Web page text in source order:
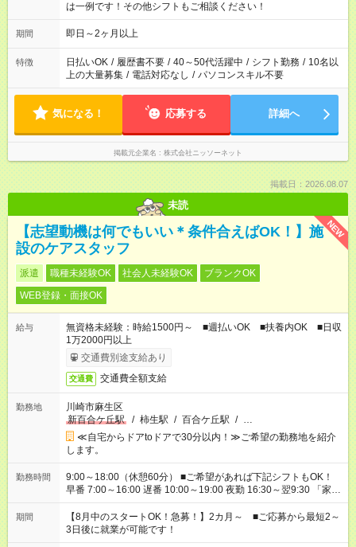
は一例です！その他シフトもご相談ください！
期間 即日～2ヶ月以上
特徴 日払いOK / 履歴書不要 / 40～50代活躍中 / シフト勤務 / 10名以
上の大量募集 / 電話対応なし / パソコンスキル不要
気になる！ 応募する 詳細へ
掲載元企業名 株式会社ニッソーネット
掲載日：2026.08.07
未読
NEW
【志望動機は何でもいい＊条件合えばOK！】施
設のケアスタッフ
派遣 職種未経験OK 社会人未経験OK
ブランクOK
WEB登録・面接OK
給与
無資格未経験：時給1500円～ ■週払いOK ■扶養内OK ■日収
1万2000円以上
交通費別途支給あり
交通費 交通費全額支給
勤務地
川崎市麻生区
新百合ケ丘駅
/ 柿生駅 / 百合ケ丘駅 / …
≪自宅からドアtoドアで30分以内！≫ご希望の勤務地を紹介
します。
勤務時間
9:00～18:00（休憩60分） ■ご希望があれば下記シフトもOK！
早番 7:00～16:00 遅番 10:00～19:00 夜勤 16:30～翌9:30 「家族
と休みを合わせたい」 「余裕を持って夕飯の準備がしたい」
「できれば残業はしたくない」 など、ご希望を教えてください
ね。 ※Wワーク希望の方へ 今ご覧のお仕事で希望する勤務時間
と、もう1つのお仕事の勤務時間。 合計で週40時間を超える場
期間
【8月中のスタートOK！急募！】2カ月～ ■ご応募から最短2～
3日後に就業が可能です！